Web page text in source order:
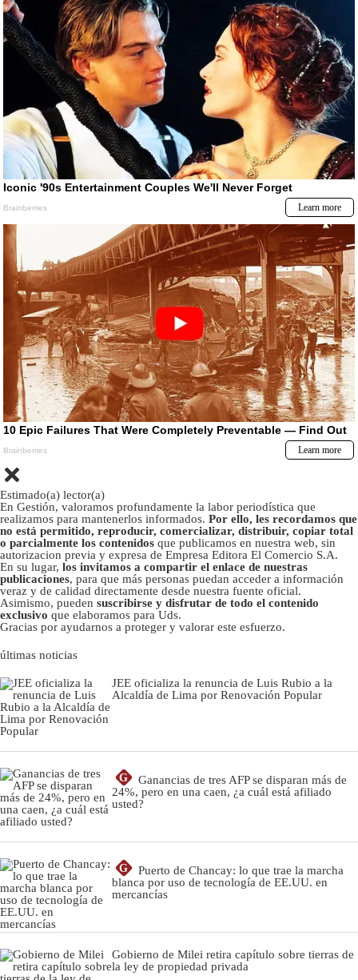
Estimado(a) lector(a)
En Gestión, valoramos profundamente la labor periodística que
realizamos para mantenerlos informados. Por ello, les recordamos que
no está permitido, reproducir, comercializar, distribuir, copiar total
o parcialmente los contenidos que publicamos en nuestra web, sin
autorizacion previa y expresa de Empresa Editora El Comercio S.A.
En su lugar, los invitamos a compartir el enlace de nuestras
publicaciones, para que más personas puedan acceder a información
veraz y de calidad directamente desde nuestra fuente oficial.
Asimismo, pueden suscribirse y disfrutar de todo el contenido
exclusivo que elaboramos para Uds.
Gracias por ayudarnos a proteger y valorar este esfuerzo.
últimas noticias
JEE oficializa la renuncia de Luis Rubio a la
Alcaldía de Lima por Renovación Popular
G
Ganancias de tres AFP se disparan más de
24%, pero en una caen, ¿a cuál está afiliado
usted?
G
Puerto de Chancay: lo que trae la marcha
blanca por uso de tecnología de EE.UU. en
mercancías
Gobierno de Milei retira capítulo sobre tierras de
la ley de propiedad privada